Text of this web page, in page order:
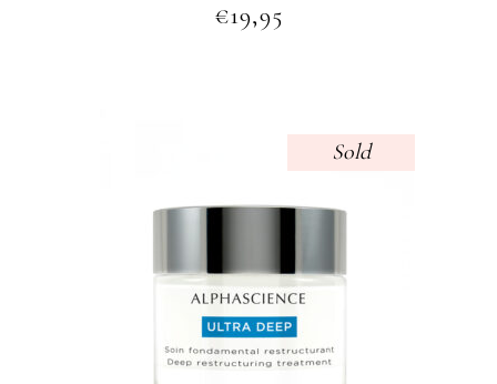
€19,95
Sold
This
product
has
multiple